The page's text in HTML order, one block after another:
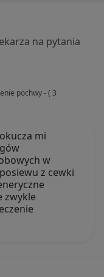
na pytania
pochwy - ( 3
mi
w
z cewki
zwykle